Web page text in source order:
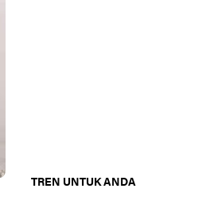
TREN UNTUK ANDA